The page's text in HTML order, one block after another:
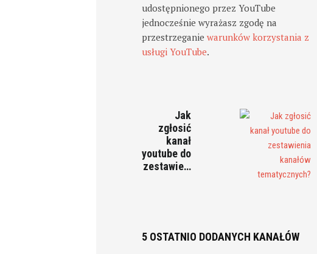
udostępnionego przez YouTube
jednocześnie wyrażasz zgodę na
przestrzeganiewarunków korzystania z
usługi YouTube.
Jak
zgłosić
kanał
youtube do
zestawie…
5 OSTATNIO DODANYCH KANAŁÓW